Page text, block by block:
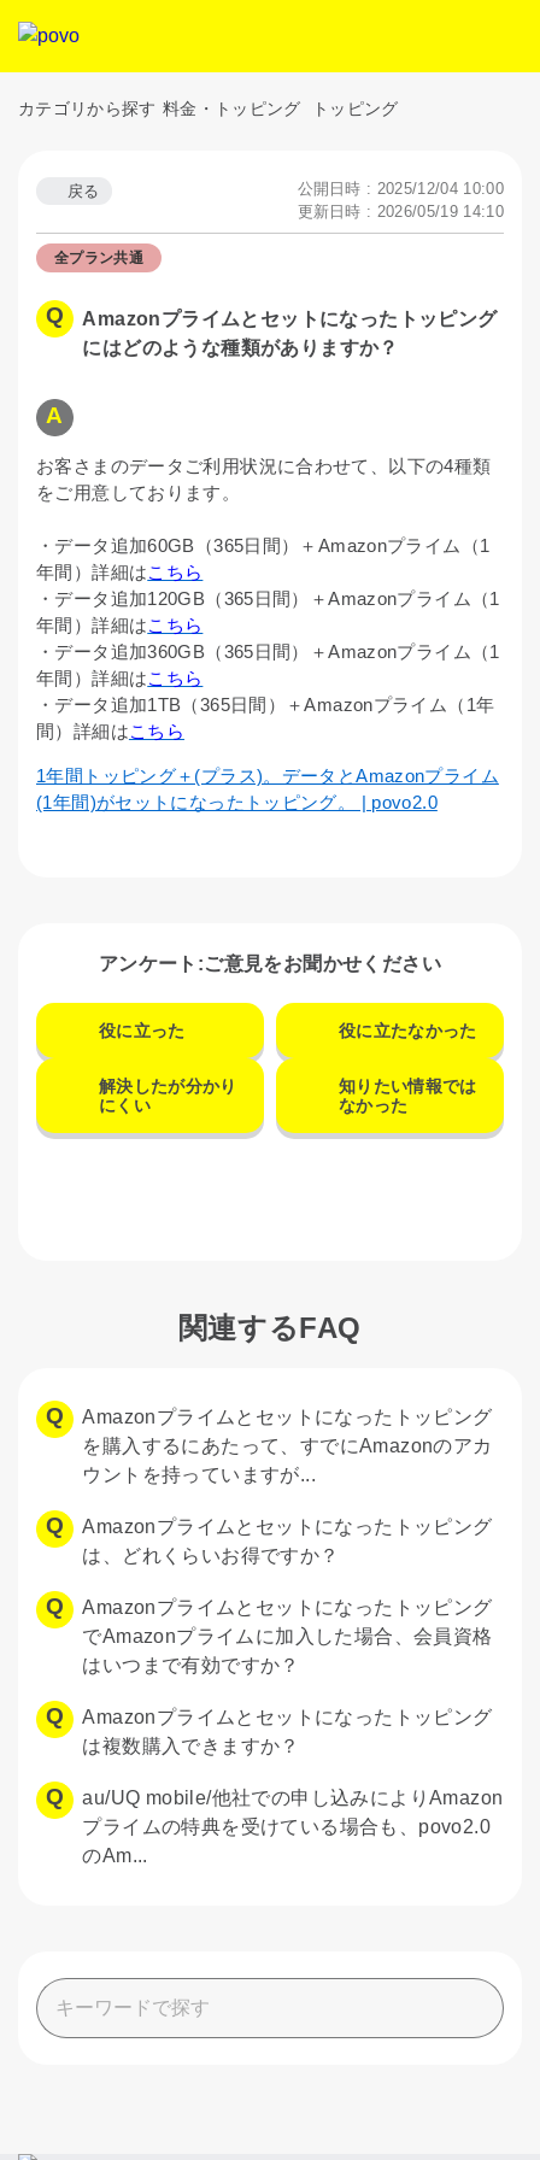
カテゴリから探す 料金・トッピング トッピング
戻る
公開日時 : 2025/12/04 10:00
更新日時 : 2026/05/19 14:10
全プラン共通
Amazonプライムとセットになったトッピング
にはどのような種類がありますか？
お客さまのデータご利用状況に合わせて、以下の4種類
をご用意しております。
・データ追加60GB（365日間）＋Amazonプライム（1
年間）詳細はこちら
・データ追加120GB（365日間）＋Amazonプライム（1
年間）詳細はこちら
・データ追加360GB（365日間）＋Amazonプライム（1
年間）詳細はこちら
・データ追加1TB（365日間）＋Amazonプライム（1年
間）詳細はこちら
1年間トッピング＋(プラス)。データとAmazonプライム
(1年間)がセットになったトッピング。 | povo2.0
アンケート:ご意見をお聞かせください
役に立った 役に立たなかった
解決したが分かり
にくい
知りたい情報では
なかった
関連するFAQ
Amazonプライムとセットになったトッピング
を購入するにあたって、すでにAmazonのアカ
ウントを持っていますが...
Amazonプライムとセットになったトッピング
は、どれくらいお得ですか？
Amazonプライムとセットになったトッピング
でAmazonプライムに加入した場合、会員資格
はいつまで有効ですか？
Amazonプライムとセットになったトッピング
は複数購入できますか？
au/UQ mobile/他社での申し込みによりAmazon
プライムの特典を受けている場合も、povo2.0
のAm...